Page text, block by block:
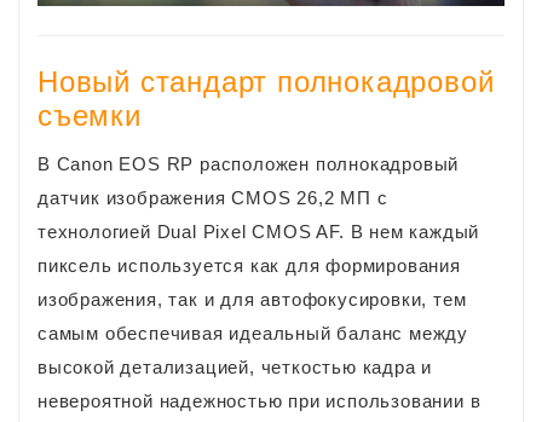
Новый стандарт полнокадровой
съемки
В Canon EOS RP расположен полнокадровый
датчик изображения CMOS 26,2 МП с
технологией Dual Pixel CMOS AF. В нем каждый
пиксель используется как для формирования
изображения, так и для автофокусировки, тем
самым обеспечивая идеальный баланс между
высокой детализацией, четкостью кадра и
невероятной надежностью при использовании в